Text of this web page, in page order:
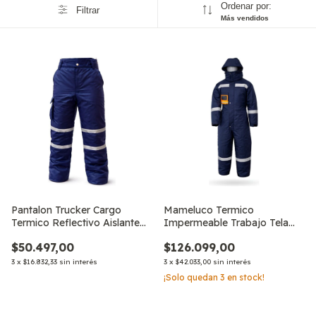
Filtrar Ordenar por:
Más vendidos
Pantalon Trucker Cargo
Termico Reflectivo Aislante
$50.497,00
3 x $16.832,33 sin interés
Mameluco Termico
Impermeable Trabajo Tela
$126.099,00
3 x $42.033,00 sin interés
¡Solo quedan 3 en stock!